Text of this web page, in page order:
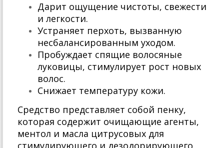
Дарит ощущение чистоты, свежести
и легкости.
Устраняет перхоть, вызванную
несбалансированным уходом.
Пробуждает спящие волосяные
луковицы, стимулирует рост новых
волос.
Снижает температуру кожи.
Средство представляет собой пенку,
которая содержит очищающие агенты,
ментол и масла цитрусовых для